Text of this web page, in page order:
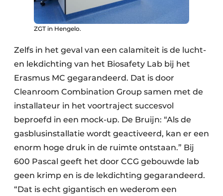
ZGT in Hengelo.
Zelfs in het geval van een calamiteit is de lucht-
en lekdichting van het Biosafety Lab bij het
Erasmus MC gegarandeerd. Dat is door
Cleanroom Combination Group samen met de
installateur in het voortraject succesvol
beproefd in een mock-up. De Bruijn: “Als de
gasblusinstallatie wordt geactiveerd, kan er een
enorm hoge druk in de ruimte ontstaan.” Bij
600 Pascal geeft het door CCG gebouwde lab
geen krimp en is de lekdichting gegarandeerd.
“Dat is echt gigantisch en wederom een